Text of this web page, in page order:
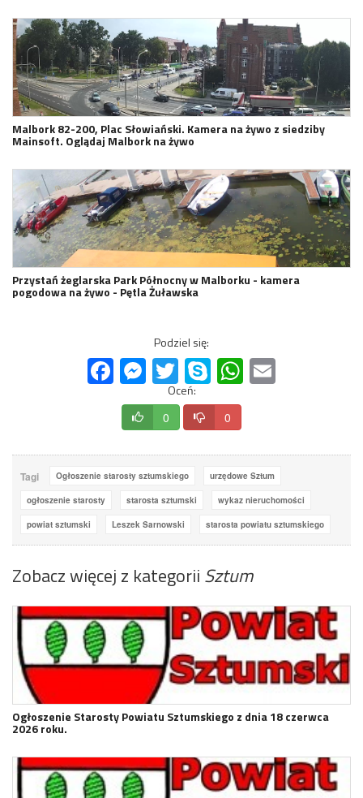
Malbork 82-200, Plac Słowiański. Kamera na żywo z siedziby
Mainsoft. Oglądaj Malbork na żywo
Przystań żeglarska Park Północny w Malborku - kamera
pogodowa na żywo - Pętla Żuławska
Podziel się:
FacebookMessenger
Twitter Skype WhatsApp
Oceń:
0 0
Tagi Ogłoszenie starosty sztumskiego urzędowe Sztum
ogłoszenie starosty starosta sztumski wykaz nieruchomości
powiat sztumski Leszek Sarnowski starosta powiatu sztumskiego
Zobacz więcej z kategorii Sztum
Ogłoszenie Starosty Powiatu Sztumskiego z dnia 18 czerwca
2026 roku.